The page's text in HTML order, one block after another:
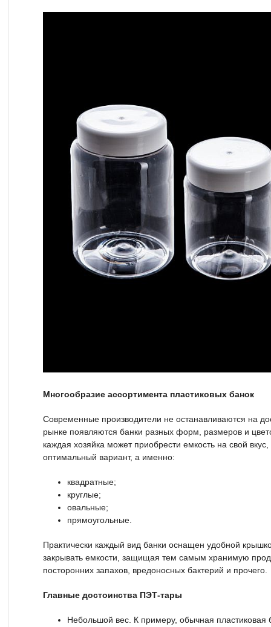
Многообразие ассортимента пластиковых банок
Современные производители не останавливаются на
рынке появляются банки разных форм, размеров и
каждая хозяйка может приобрести емкость на свой
оптимальный вариант, а именно:
квадратные;
круглые;
овальные;
прямоугольные.
Практически каждый вид банки оснащен удобной
закрывать емкости, защищая тем самым хранимую
посторонних запахов, вредоносных бактерий и прочего.
Главные достоинства ПЭТ-тары
Небольшой вес. К примеру, обычная пластиковая